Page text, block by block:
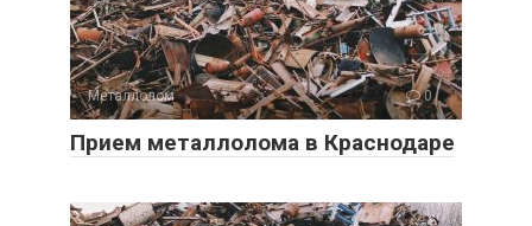
Металлолом 0
Прием металлолома в Краснодаре